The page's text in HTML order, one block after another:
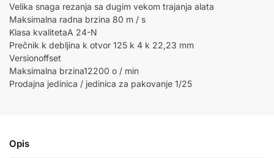
Velika snaga rezanja sa dugim vekom trajanja alata
Maksimalna radna brzina 80 m / s
Klasa kvalitetaA 24-N
Prečnik k debljina k otvor 125 k 4 k 22,23 mm
Versionoffset
Maksimalna brzina12200 o / min
Prodajna jedinica / jedinica za pakovanje 1/25
Opis